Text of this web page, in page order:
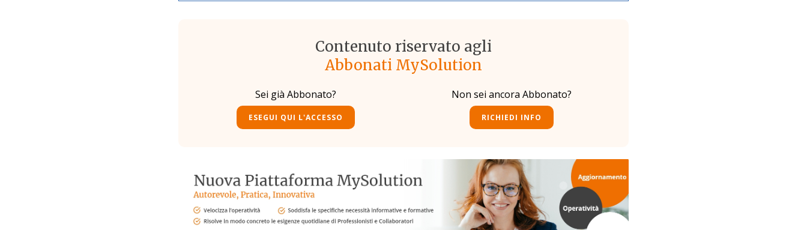
Contenuto riservato agli
Abbonati MySolution
Sei già Abbonato?
ESEGUI QUI L'ACCESSO
Non sei ancora Abbonato?
RICHIEDI INFO